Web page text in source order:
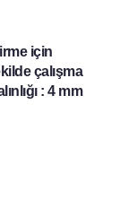
için
çalışma
: 4 mm